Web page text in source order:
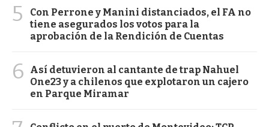
5
Con Perrone y Manini distanciados, el FA no
tiene asegurados los votos para la
aprobación de la Rendición de Cuentas
6
Así detuvieron al cantante de trap Nahuel
One23 y a chilenos que explotaron un cajero
en Parque Miramar